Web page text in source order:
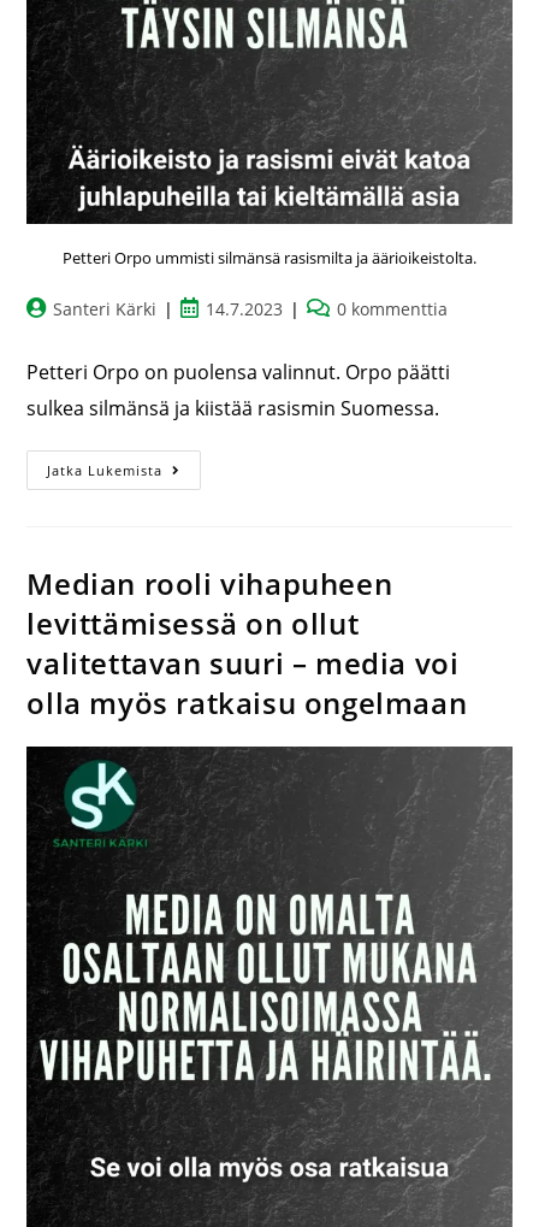
Petteri Orpo ummisti silmänsä rasismilta ja äärioikeistolta.
Santeri Kärki 14.7.2023 0 kommenttia
Petteri Orpo on puolensa valinnut. Orpo päätti
sulkea silmänsä ja kiistää rasismin Suomessa.
Jatka Lukemista
Median rooli vihapuheen
levittämisessä on ollut
valitettavan suuri – media voi
olla myös ratkaisu ongelmaan